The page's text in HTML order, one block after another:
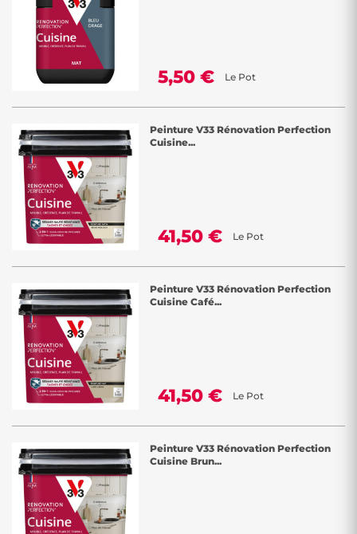
5,50 € Le Pot
Peinture V33 Rénovation Perfection
Cuisine...
41,50 € Le Pot
Peinture V33 Rénovation Perfection
Cuisine Café...
41,50 € Le Pot
Peinture V33 Rénovation Perfection
Cuisine Brun...